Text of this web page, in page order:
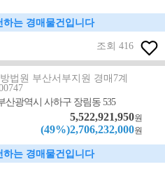
하는 경매물건입니다
조회 416
법원 부산서부지원 경매7계
산광역시 사하구 장림동 535
5,522,921,950원
(49%)2,706,232,000원
하는 경매물건입니다